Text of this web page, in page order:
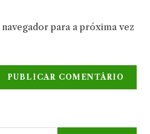
para a próxima vez